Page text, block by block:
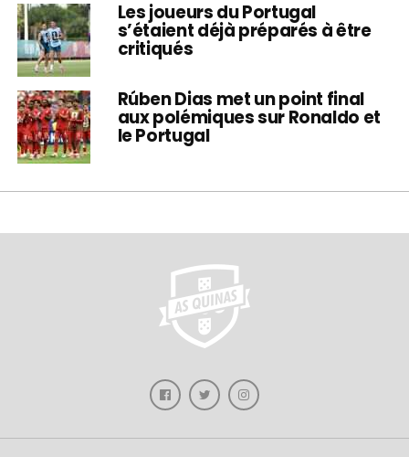
Les joueurs du Portugal
s’étaient déjà préparés à être
critiqués
Rúben Dias met un point final
aux polémiques sur Ronaldo et
le Portugal